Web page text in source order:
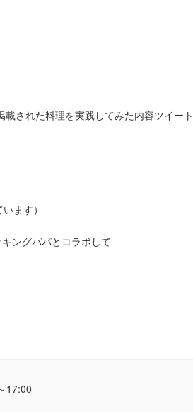
された料理を実践してみた内容ツイー
ます）
グパパとコラボして
17:00